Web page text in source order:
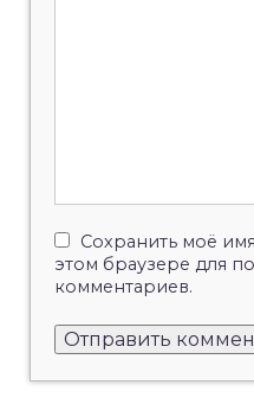
Сохранить моё
этом браузере для
комментариев.